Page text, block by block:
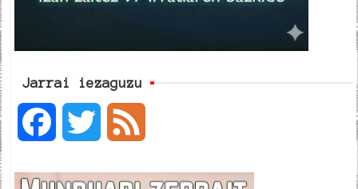
Jarrai iezaguzu